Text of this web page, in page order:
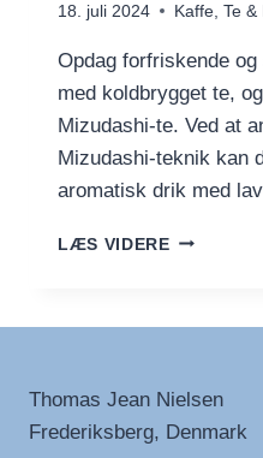
18. juli 2024 Kaffe, Te &
Opdag forfriskende
med koldbrygget te,
Mizudashi-te. Ved at
Mizudashi-teknik kan
aromatisk drik med
LÆS VIDERE
I
Thomas Jean Nielsen
Frederiksberg, Denmark